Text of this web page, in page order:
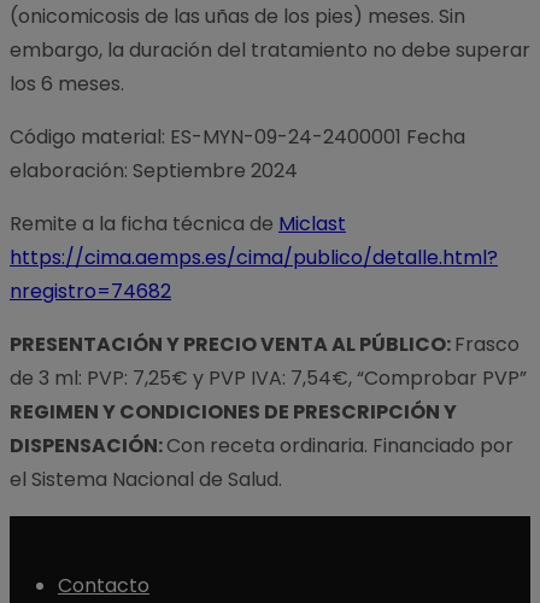
(onicomicosis de las uñas de los pies) meses. Sin
embargo, la duración del tratamiento no debe superar
los 6 meses.
Código material: ES-MYN-09-24-2400001 Fecha
elaboración: Septiembre 2024
Remite a la ficha técnica de Miclast
https://cima.aemps.es/cima/publico/detalle.html?
nregistro=74682
PRESENTACIÓN Y PRECIO VENTA AL PÚBLICO:Frasco
de 3 ml: PVP: 7,25€ y PVP IVA: 7,54€, “Comprobar PVP”
REGIMEN Y CONDICIONES DE PRESCRIPCIÓN Y
DISPENSACIÓN:Con receta ordinaria. Financiado por
el Sistema Nacional de Salud.
Contacto